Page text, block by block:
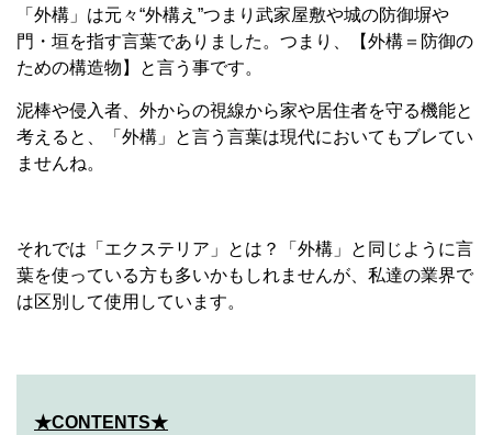
「外構」は元々“外構え”つまり武家屋敷や城の防御塀や
門・垣を指す言葉でありました。つまり、【外構＝防御の
ための構造物】と言う事です。
泥棒や侵入者、外からの視線から家や居住者を守る機能と
考えると、「外構」と言う言葉は現代においてもブレてい
ませんね。
それでは「エクステリア」とは？「外構」と同じように言
葉を使っている方も多いかもしれませんが、私達の業界で
は区別して使用しています。
★CONTENTS★